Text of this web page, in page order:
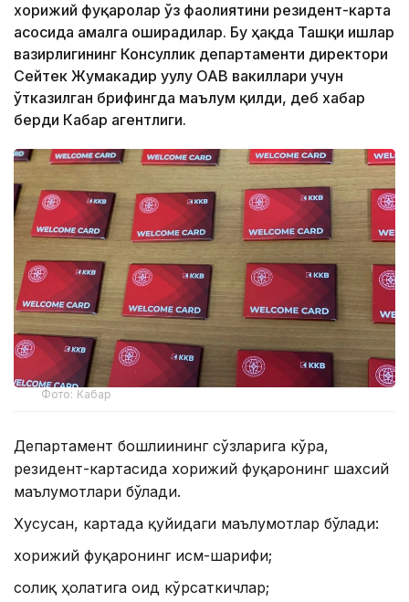
хорижий фуқаролар ўз фаолиятини резидент-карта
асосида амалга оширадилар. Бу ҳақда Ташқи ишлар
вазирлигининг Консуллик департаменти директори
Сейтек Жумакадир уулу ОАВ вакиллари учун
ўтказилган брифингда маълум қилди, деб хабар
берди Кабар агентлиги.
Фото: Кабар
Департамент бошлиғининг сўзларига кўра,
резидент-картасида хорижий фуқаронинг шахсий
маълумотлари бўлади.
Хусусан, картада қуйидаги маълумотлар бўлади:
хорижий фуқаронинг исм-шарифи;
соғлиқ ҳолатига оид кўрсаткичлар;